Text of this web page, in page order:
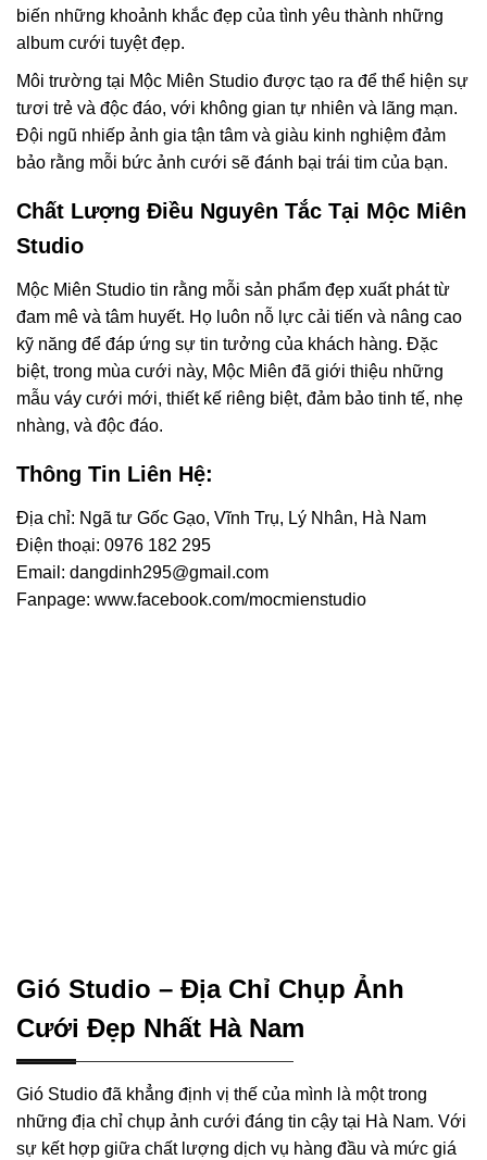
biến những khoảnh khắc đẹp của tình yêu thành những
album cưới tuyệt đẹp.
Môi trường tại Mộc Miên Studio được tạo ra để thể hiện sự
tươi trẻ và độc đáo, với không gian tự nhiên và lãng mạn.
Đội ngũ nhiếp ảnh gia tận tâm và giàu kinh nghiệm đảm
bảo rằng mỗi bức ảnh cưới sẽ đánh bại trái tim của bạn.
Chất Lượng Điều Nguyên Tắc Tại Mộc Miên
Studio
Mộc Miên Studio tin rằng mỗi sản phẩm đẹp xuất phát từ
đam mê và tâm huyết. Họ luôn nỗ lực cải tiến và nâng cao
kỹ năng để đáp ứng sự tin tưởng của khách hàng. Đặc
biệt, trong mùa cưới này, Mộc Miên đã giới thiệu những
mẫu váy cưới mới, thiết kế riêng biệt, đảm bảo tinh tế, nhẹ
nhàng, và độc đáo.
Thông Tin Liên Hệ:
Địa chỉ: Ngã tư Gốc Gạo, Vĩnh Trụ, Lý Nhân, Hà Nam
Điện thoại: 0976 182 295
Email: dangdinh295@gmail.com
Fanpage: www.facebook.com/mocmienstudio
Gió Studio – Địa Chỉ Chụp Ảnh
Cưới Đẹp Nhất Hà Nam
Gió Studio đã khẳng định vị thế của mình là một trong
những địa chỉ chụp ảnh cưới đáng tin cậy tại Hà Nam. Với
sự kết hợp giữa chất lượng dịch vụ hàng đầu và mức giá